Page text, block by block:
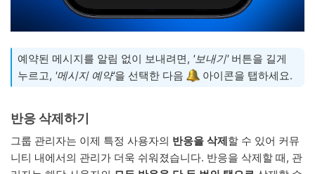
예약된 메시지를 알림 없이 보내려면, '보내기'버튼을 길게
누르고, '메시지 예약'을 선택한 다음 아이콘을 탭하세요.
반응 삭제하기
그룹 관리자는 이제 특정 사용자의 반응을 삭제할 수 있어 커뮤
니티 내에서의 관리가 더욱 쉬워졌습니다. 반응을 삭제할 때, 관